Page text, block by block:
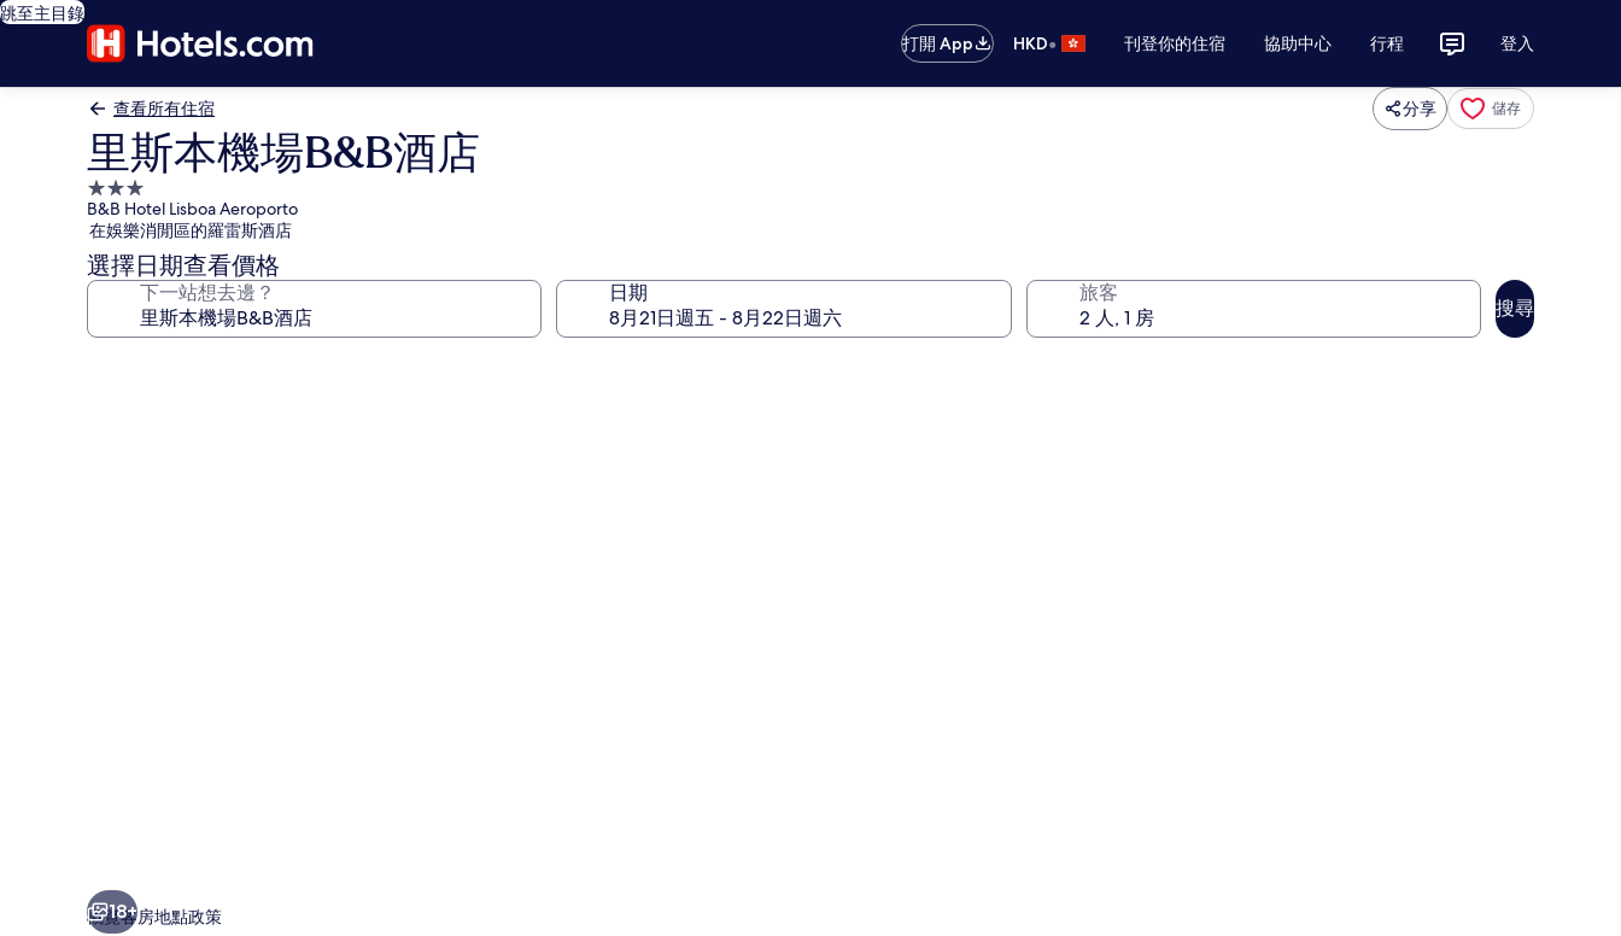
跳至主目錄
打開 App
HKD• 刊登你的住宿 協助中心 行程 登入
查看所有住宿 分享 儲存
里斯本機場B&B酒店
3.0
星
級
住
宿
B&B Hotel Lisboa Aeroporto
在娛樂消閒區的羅雷斯酒店
選擇日期查看價格
下一站想去邊？ 日期 旅客
搜尋
18+
概覽客房地點政策